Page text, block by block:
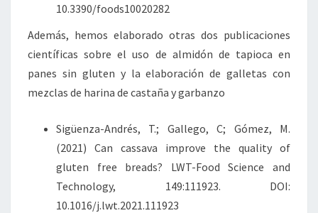
10.3390/foods10020282
Además, hemos elaborado otras dos publicaciones
científicas sobre el uso de almidón de tapioca en
panes sin gluten y la elaboración de galletas con
mezclas de harina de castaña y garbanzo
Sigüenza-Andrés, T.; Gallego, C; Gómez, M.
(2021) Can cassava improve the quality of
gluten free breads? LWT-Food Science and
Technology, 149:111923. DOI:
10.1016/j.lwt.2021.111923